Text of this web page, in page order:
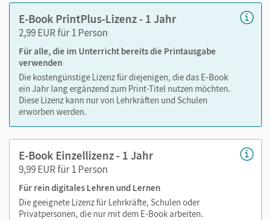
im Text suchen
zoomen
Die Medien sind wichtige Bestandteile dieses E-Books. Sie
sind seitengenau platziert, damit Sie und Ihre Schüler/-innen
jederzeit unkompliziert darauf zugreifen können. So
gestalten Sie das Lehren und Lernen zeitsparend und
abwechslungsreich. Kein Medienwechsel! Kein
zeitaufwendiges Suchen!
Alle Medien, die im gedruckten Schulbuch über die QR-
Codes aufgerufen werden können, sind in diesem E-Book
seitengenau zugeordnet enthalten:
E-Book PrintPlus-Lizenz - 1 Jahr
2,99 EUR für 1 Person
Für alle, die im Unterricht bereits die Printausgabe
verwenden
Die kostengünstige Lizenz für diejenigen, die das E-Book
ein Jahr lang ergänzend zum Print-Titel nutzen möchten.
Diese Lizenz kann nur von Lehrkräften und Schulen
erworben werden.
E-Book Einzellizenz - 1 Jahr
9,99 EUR für 1 Person
Für rein digitales Lehren und Lernen
Die geeignete Lizenz für Lehrkräfte, Schulen oder
Privatpersonen, die nur mit dem E-Book arbeiten.